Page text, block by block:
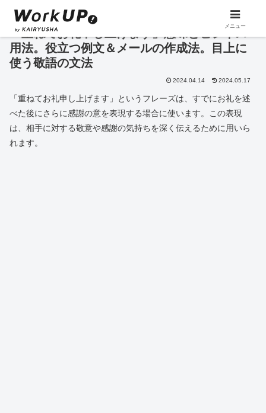
「重ねてお礼申し上げます」意味とビジネス
用法。役立つ例文＆メールの作成法。目上に
使う敬語の文法
2024.04.14 2024.05.17
「重ねてお礼申し上げます」というフレーズは、すでにお礼を述
べた後にさらに感謝の意を表現する場合に使います。この表現
は、相手に対する敬意や感謝の気持ちを深く伝えるために用いら
れます。
メニュー